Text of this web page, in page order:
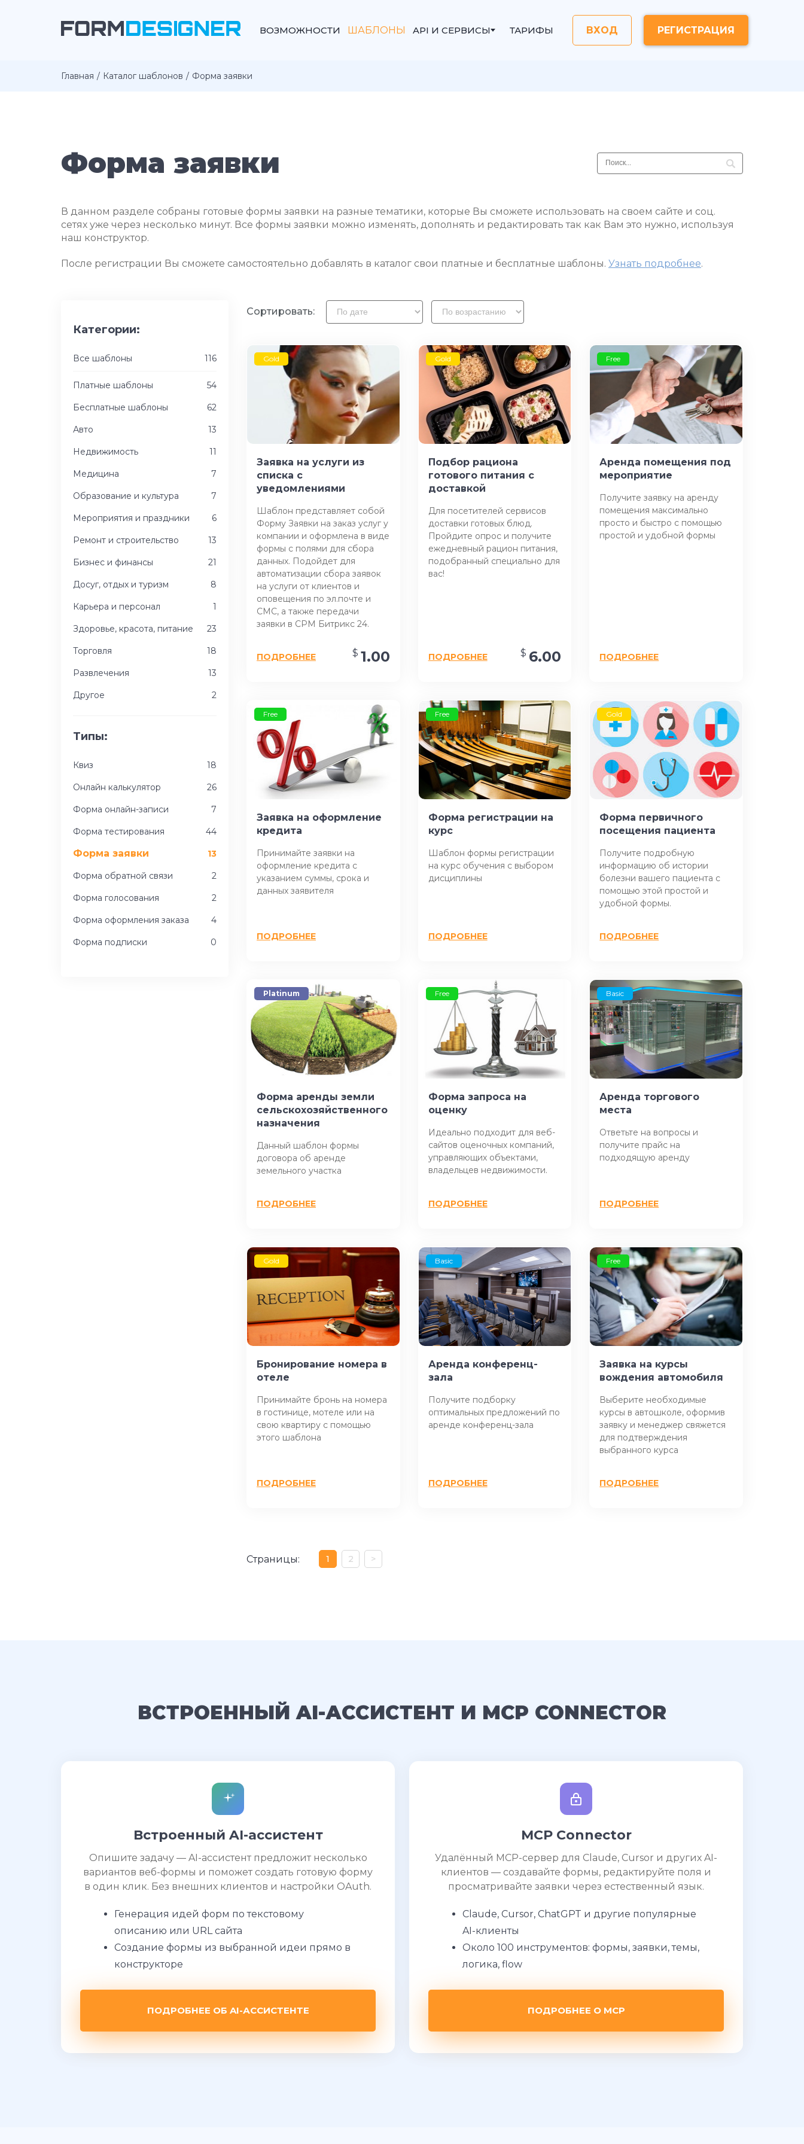
ВОЗМОЖНОСТИ ШАБЛОНЫ API И СЕРВИСЫ ТАРИФЫ ВХОД РЕГИСТРАЦИЯ
Главная Каталог шаблонов Форма заявки
Форма заявки
В данном разделе собраны готовые формы заявки на разные тематики, которые Вы сможете использовать на своем сайте и соц.
сетях уже через несколько минут. Все формы заявки можно изменять, дополнять и редактировать так как Вам это нужно, используя
наш конструктор.
После регистрации Вы сможете самостоятельно добавлять в каталог свои платные и бесплатные шаблоны. Узнать подробнее.
Категории:
Все шаблоны 116
Платные шаблоны 54
Бесплатные шаблоны 62
Авто 13
Недвижимость 11
Медицина 7
Образование и культура 7
Мероприятия и праздники 6
Ремонт и строительство 13
Бизнес и финансы 21
Досуг, отдых и туризм 8
Карьера и персонал 1
Здоровье, красота, питание 23
Торговля 18
Развлечения 13
Другое 2
Типы:
Квиз 18
Онлайн калькулятор 26
Форма онлайн-записи 7
Форма тестирования 44
Форма заявки 13
Форма обратной связи 2
Форма голосования 2
Форма оформления заказа 4
Форма подписки 0
Сортировать:
Gold
Заявка на услуги из
списка с
уведомлениями
Шаблон представляет собой
Форму Заявки на заказ услуг у
компании и оформлена в виде
формы с полями для сбора
данных. Подойдет для
автоматизации сбора заявок
на услуги от клиентов и
оповещения по эл.почте и
СМС, а также передачи
заявки в СРМ Битрикс 24.
$1.00
ПОДРОБНЕЕ
Gold
Подбор рациона
готового питания с
доставкой
Для посетителей сервисов
доставки готовых блюд.
Пройдите опрос и получите
ежедневный рацион питания,
подобранный специально для
вас!
$6.00
ПОДРОБНЕЕ
Free
Аренда помещения под
мероприятие
Получите заявку на аренду
помещения максимально
просто и быстро с помощью
простой и удобной формы
ПОДРОБНЕЕ
Free
Заявка на оформление
кредита
​Принимайте заявки на
оформление кредита с
указанием суммы, срока и
данных заявителя
ПОДРОБНЕЕ
Free
Форма регистрации на
курс
Шаблон формы регистрации
на курс обучения с выбором
дисциплины
ПОДРОБНЕЕ
Gold
Форма первичного
посещения пациента
Получите подробную
информацию об истории
болезни вашего пациента с
помощью этой простой и
удобной формы.
ПОДРОБНЕЕ
Platinum
Форма аренды земли
сельскохозяйственного
назначения
Данный шаблон формы
договора об аренде
земельного участка
ПОДРОБНЕЕ
Free
Форма запроса на
оценку
Идеально подходит для веб-
сайтов оценочных компаний,
управляющих объектами,
владельцев недвижимости.
ПОДРОБНЕЕ
Basic
Аренда торгового
места
Ответьте на вопросы и
получите прайс на
подходящую аренду
ПОДРОБНЕЕ
Gold
Бронирование номера в
отеле
Принимайте бронь на номера
в гостинице, мотеле или на
свою квартиру с помощью
этого шаблона
ПОДРОБНЕЕ
Basic
Аренда конференц-
зала
Получите подборку
оптимальных предложений по
аренде конференц-зала
ПОДРОБНЕЕ
Free
Заявка на курсы
вождения автомобиля
Выберите необходимые
курсы в автошколе, оформив
заявку и менеджер свяжется
для подтверждения
выбранного курса
ПОДРОБНЕЕ
Страницы: 1 2 >
ВСТРОЕННЫЙ AI-АССИСТЕНТ И MCP CONNECTOR
Встроенный AI-ассистент
Опишите задачу — AI-ассистент предложит несколько
вариантов веб-формы и поможет создать готовую форму
в один клик. Без внешних клиентов и настройки OAuth.
Генерация идей форм по текстовому
описанию или URL сайта
Создание формы из выбранной идеи прямо в
конструкторе
ПОДРОБНЕЕ ОБ AI-АССИСТЕНТЕ
MCP Connector
Удалённый MCP-сервер для Claude, Cursor и других AI-
клиентов — создавайте формы, редактируйте поля и
просматривайте заявки через естественный язык.
Claude, Cursor, ChatGPT и другие популярные
AI-клиенты
Около 100 инструментов: формы, заявки, темы,
логика, flow
ПОДРОБНЕЕ О MCP